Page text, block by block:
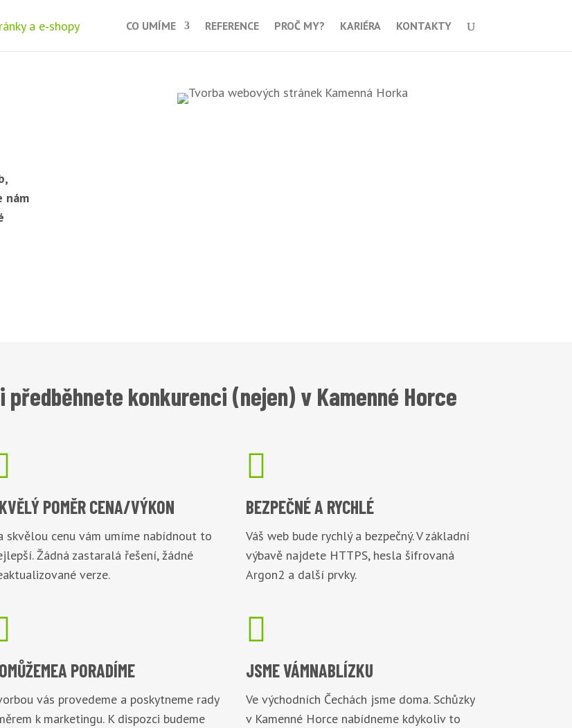
CO UMÍME REFERENCE PROČ MY? KARIÉRA KONTAKTY
nám
konkurenci (nejen) v Kamenné Horce
POMĚRCENA/VÝKON
skvělou cenu vám umíme nabídnout to
Žádná zastaralá řešení, žádné
verze.

BEZPEČNÉA RYCHLÉ
Váš web bude rychlý a bezpečný. V základní
výbavě najdete HTTPS, hesla šifrovaná
Argon2 a další prvky.
A PORADÍME
vás provedeme a poskytneme rady
k marketingu. K dispozci budeme

JSME VÁMNABLÍZKU
Ve východních Čechách jsme doma. Schůzky
v Kamenné Horce nabídneme kdykoliv to